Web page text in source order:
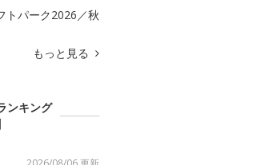
トパーク2026／秋
もっと見る
ンキング